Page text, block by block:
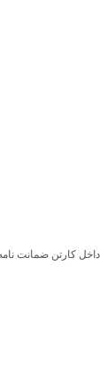
کارتن ضمانت